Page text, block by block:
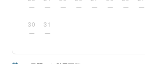
30 31